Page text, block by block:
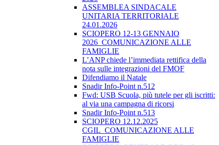
ASSEMBLEA SINDACALE
UNITARIA TERRITORIALE
24.01.2026
SCIOPERO 12-13 GENNAIO
2026_COMUNICAZIONE ALLE
FAMIGLIE
L’ANP chiede l’immediata rettifica della
nota sulle integrazioni del FMOF
Difendiamo il Natale
Snadir Info-Point n.512
Fwd: USB Scuola, più tutele per gli iscritti:
al via una campagna di ricorsi
Snadir Info-Point n.513
SCIOPERO 12.12.2025
CGIL_COMUNICAZIONE ALLE
FAMIGLIE